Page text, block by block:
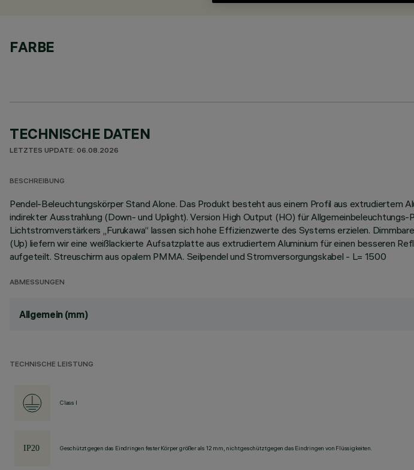
FARBE
TECHNISCHE DATEN
LETZTES UPDATE: 06.08.2026
BESCHREIBUNG
Pendel-Beleuchtungskörper Stand Alone. Das Produkt besteht aus einem Profil aus extrudiertem
indirekter Ausstrahlung (Down- und Uplight). Version High Output (HO) für
Lichtstromverstärkers „Furukawa“ lassen sich hohe Effizienzwerte des Systems erzielen.
(Up) liefern wir eine weißlackierte Aufsatzplatte aus extrudiertem Aluminium für einen besseren
aufgeteilt. Streuschirm aus opalem PMMA. Seilpendel und Stromversorgungskabel - L= 1500
ABMESSUNGEN
Allgemein (mm)
TECHNISCHE LEISTUNG
Class I
Geschützt gegen das Eindringen fester Körper größer als 12 mm, nicht geschützt gegen das Eindringen von Flüssigkeiten.